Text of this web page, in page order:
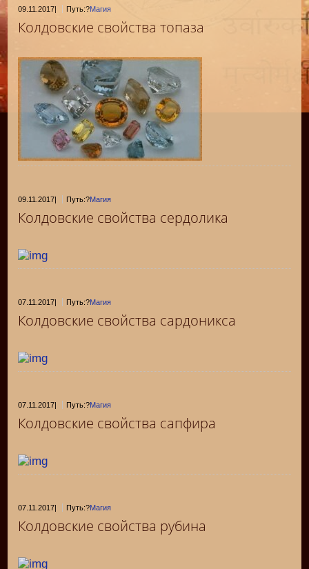
09.11.2017 Путь:?Магия
Колдовские свойства топаза
09.11.2017 Путь:?Магия
Колдовские свойства сердолика
07.11.2017 Путь:?Магия
Колдовские свойства сардоникса
07.11.2017 Путь:?Магия
Колдовские свойства сапфира
07.11.2017 Путь:?Магия
Колдовские свойства рубина